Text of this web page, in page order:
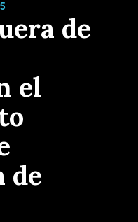
de
el
de